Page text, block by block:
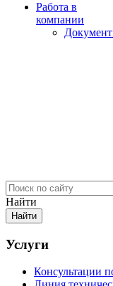
Работа в
компании
Найти
Услуги
Консультации